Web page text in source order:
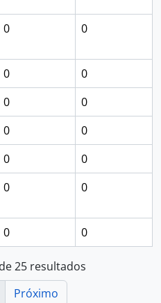
0 0
0
0
0
0
0
0
0
0
0 0
0 0
25 resultados
Próximo